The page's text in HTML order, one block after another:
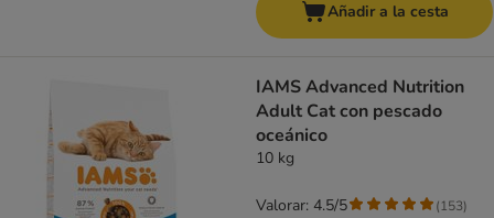
Añadir a la cesta
IAMS Advanced Nutrition
Adult Cat con pescado
oceánico
10 kg
Valorar: 4.5/5 (153)